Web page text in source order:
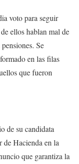
voto para seguir
ellos hablan mal de
Se
en las filas
que fueron
de su candidata
Hacienda en la
que garantiza la